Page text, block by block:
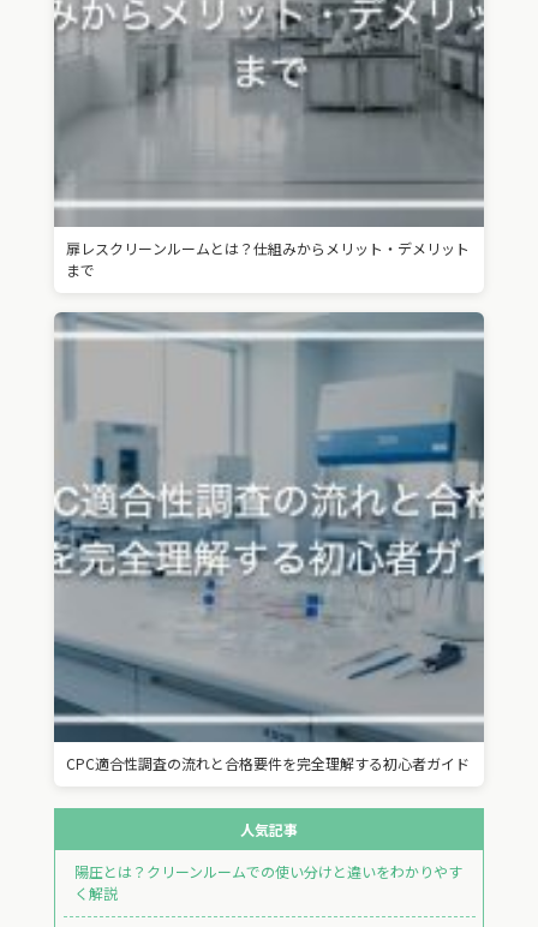
扉レスクリーンルームとは？仕組みからメリット・デメリット
まで
CPC適合性調査の流れと合格要件を完全理解する初心者ガイド
人気記事
陽圧とは？クリーンルームでの使い分けと違いをわかりやす
く解説